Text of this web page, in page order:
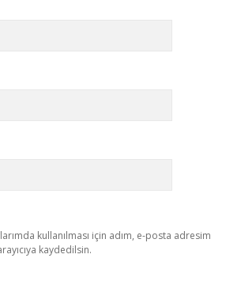
kullanılması için adım, e-posta adresim
kaydedilsin.